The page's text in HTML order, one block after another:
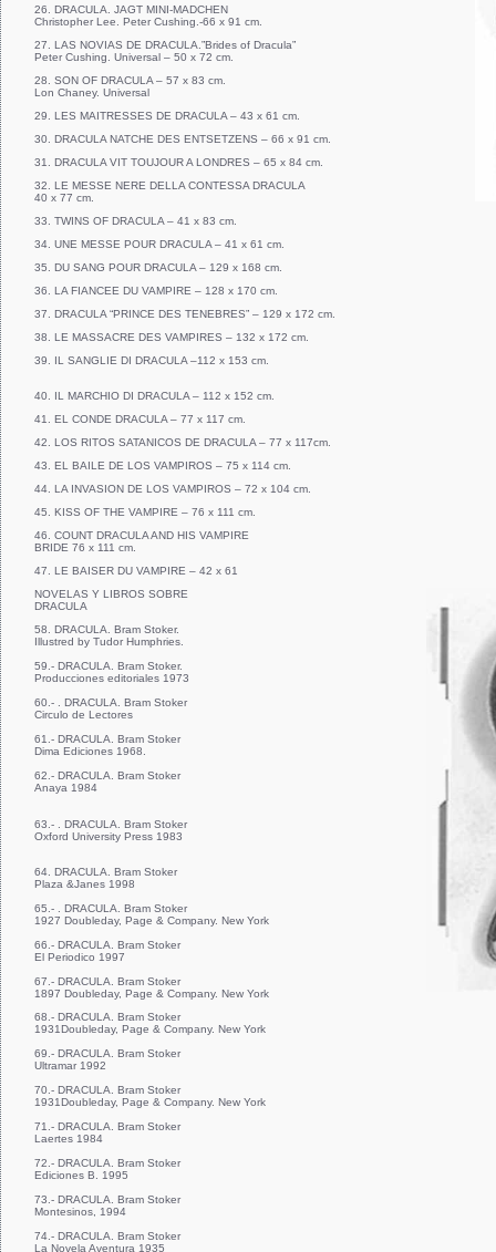
26. DRACULA. JAGT MINI-MADCHEN
Christopher Lee. Peter Cushing.-66 x 91 cm.
27. LAS NOVIAS DE DRACULA.”Brides of Dracula”
Peter Cushing. Universal – 50 x 72 cm.
28. SON OF DRACULA – 57 x 83 cm.
Lon Chaney. Universal
29. LES MAITRESSES DE DRACULA – 43 x 61 cm.
30. DRACULA NATCHE DES ENTSETZENS – 66 x 91 cm.
31. DRACULA VIT TOUJOUR A LONDRES – 65 x 84 cm.
32. LE MESSE NERE DELLA CONTESSA DRACULA
40 x 77 cm.
33. TWINS OF DRACULA – 41 x 83 cm.
34. UNE MESSE POUR DRACULA – 41 x 61 cm.
35. DU SANG POUR DRACULA – 129 x 168 cm.
36. LA FIANCEE DU VAMPIRE – 128 x 170 cm.
37. DRACULA “PRINCE DES TENEBRES” – 129 x 172 cm.
38. LE MASSACRE DES VAMPIRES – 132 x 172 cm.
39. IL SANGLIE DI DRACULA –112 x 153 cm.
40. IL MARCHIO DI DRACULA – 112 x 152 cm.
41. EL CONDE DRACULA – 77 x 117 cm.
42. LOS RITOS SATANICOS DE DRACULA – 77 x 117cm.
43. EL BAILE DE LOS VAMPIROS – 75 x 114 cm.
44. LA INVASION DE LOS VAMPIROS – 72 x 104 cm.
45. KISS OF THE VAMPIRE – 76 x 111 cm.
46. COUNT DRACULA AND HIS VAMPIRE
BRIDE 76 x 111 cm.
47. LE BAISER DU VAMPIRE – 42 x 61
NOVELAS Y LIBROS SOBRE
DRACULA
58. DRACULA. Bram Stoker.
Illustred by Tudor Humphries.
59.- DRACULA. Bram Stoker.
Producciones editoriales 1973
60.- . DRACULA. Bram Stoker
Circulo de Lectores
61.- DRACULA. Bram Stoker
Dima Ediciones 1968.
62.- DRACULA. Bram Stoker
Anaya 1984
63.- . DRACULA. Bram Stoker
Oxford University Press 1983
64. DRACULA. Bram Stoker
Plaza &Janes 1998
65.- . DRACULA. Bram Stoker
1927 Doubleday, Page & Company. New York
66.- DRACULA. Bram Stoker
El Periodico 1997
67.- DRACULA. Bram Stoker
1897 Doubleday, Page & Company. New York
68.- DRACULA. Bram Stoker
1931Doubleday, Page & Company. New York
69.- DRACULA. Bram Stoker
Ultramar 1992
70.- DRACULA. Bram Stoker
1931Doubleday, Page & Company. New York
71.- DRACULA. Bram Stoker
Laertes 1984
72.- DRACULA. Bram Stoker
Ediciones B. 1995
73.- DRACULA. Bram Stoker
Montesinos, 1994
74.- DRACULA. Bram Stoker
La Novela Aventura 1935